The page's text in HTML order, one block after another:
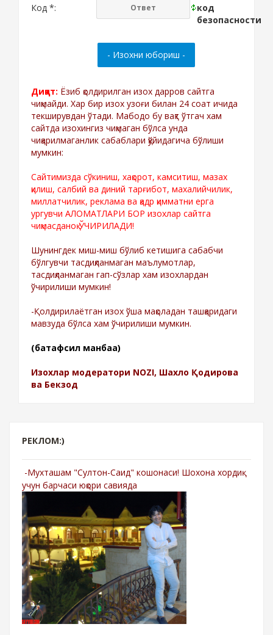
Код *:
Диққат: Ёзиб қолдирилган изох дарров сайтга
чиқмайди. Хар бир изох узоғи билан 24 соат ичида
текширувдан ўтади. Мабодо бу вақт ўтгач хам
сайтда изохингиз чиқмаган бўлса унда
чиқарилмаганлик сабаблари қўйидагича бўлиши
мумкин:
Сайтимизда сўкиниш, хақорот, камситиш, мазах
қилиш, салбий ва диний тарғибот, махалийчилик,
миллатчилик, реклама ва қадр қимматни ерга
ургувчи АЛОМАТЛАРИ БОР изохлар сайтга
чиқмасданоқ ЎЧИРИЛАДИ!
Шунингдек миш-миш бўлиб кетишига сабабчи
бўлгувчи тасдиқланмаган маълумотлар,
тасдиқланмаган гап-сўзлар хам изохлардан
ўчирилиши мумкин!
-Қолдирилаётган изох ўша мақоладан ташқаридаги
мавзуда бўлса хам ўчирилиши мумкин.
(батафсил манбаа)
Изохлар модератори NOZI, Шахло Қодирова
ва Бекзод
РЕКЛОМ:)
-Мухташам "Султон-Саид" кошонаси! Шохона хордиқ
учун барчаси юқори савияда